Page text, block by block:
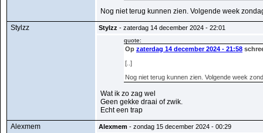
Nog niet terug kunnen zien. Volgende week
Stylzz
Stylzz - zaterdag 14 december 2024 - 22:01
quote:
Op zaterdag 14 december 2024 - 21:58
[..]
Nog niet terug kunnen zien. Volgende week
Wat ik zo zag wel
Geen gekke draai of zwik.
Echt een trap
Alexmem
Alexmem - zondag 15 december 2024 - 00:29